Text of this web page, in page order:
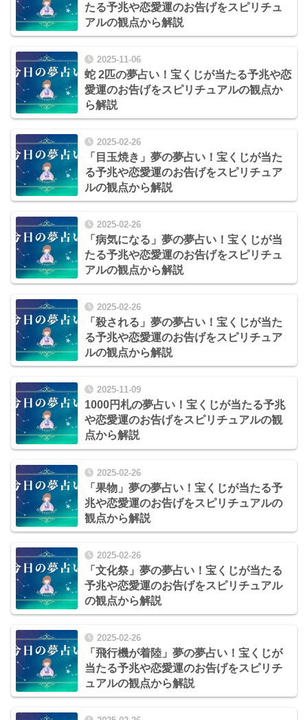
たる予兆や恋愛運のお告げをスピリチュ
アルの観点から解説
2025-11-06
蛇 2匹の夢占い！宝くじが当たる予兆や恋
愛運のお告げをスピリチュアルの観点か
ら解説
2025-02-26
「目玉焼き」夢の夢占い！宝くじが当た
る予兆や恋愛運のお告げをスピリチュア
ルの観点から解説
2025-02-26
「病気になる」夢の夢占い！宝くじが当
たる予兆や恋愛運のお告げをスピリチュ
アルの観点から解説
2025-02-26
「殺される」夢の夢占い！宝くじが当た
る予兆や恋愛運のお告げをスピリチュア
ルの観点から解説
2025-11-09
1000円札の夢占い！宝くじが当たる予兆
や恋愛運のお告げをスピリチュアルの観
点から解説
2025-02-26
「果物」夢の夢占い！宝くじが当たる予
兆や恋愛運のお告げをスピリチュアルの
観点から解説
2025-02-26
「文化祭」夢の夢占い！宝くじが当たる
予兆や恋愛運のお告げをスピリチュアル
の観点から解説
2025-02-26
「飛行機が着陸」夢の夢占い！宝くじが
当たる予兆や恋愛運のお告げをスピリチ
ュアルの観点から解説